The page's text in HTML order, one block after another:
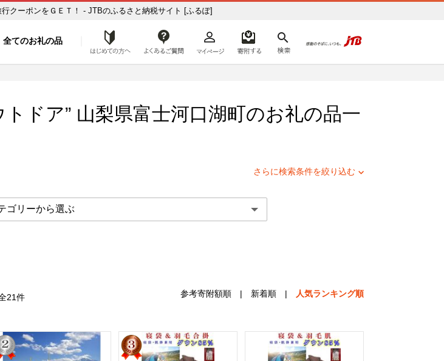
お礼の品一覧 ふるさと納税の返礼品で旅行クーポンをＧＥＴ！ - JTBのふるさと納税サイト [ふるぽ]
全てのお礼の品 はじめての方へ
ドア” 山梨県富士河口湖町のお礼の品一
さらに検索条件を絞り込む
21件 参考寄附額順 | 新着順 | 人気ランキング順